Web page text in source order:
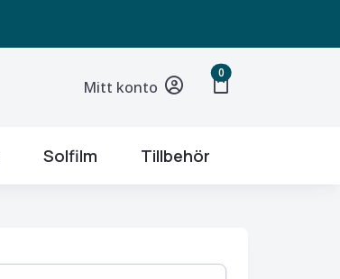
Mitt konto shopping_bag
0unread messages
Solfilm Tillbehör